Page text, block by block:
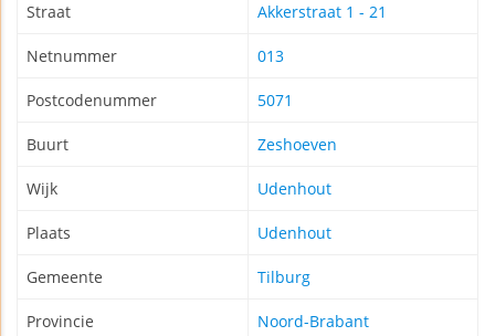
Straat Akkerstraat 1 - 21
Netnummer 013
Postcodenummer 5071
Buurt Zeshoeven
Wijk Udenhout
Plaats Udenhout
Gemeente Tilburg
Provincie Noord-Brabant